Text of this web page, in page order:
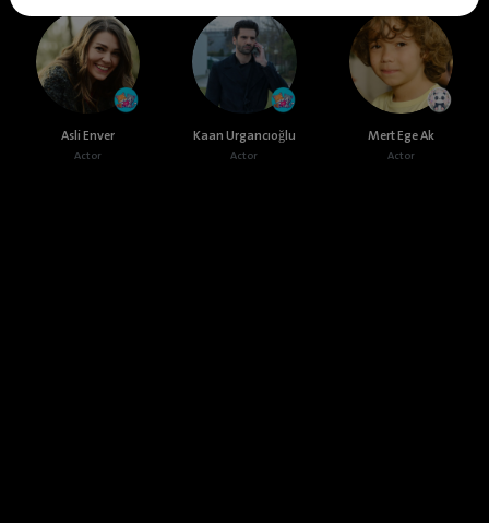
Asli Enver
Actor
Kaan Urgancıoğlu
Actor
Mert Ege Ak
Actor